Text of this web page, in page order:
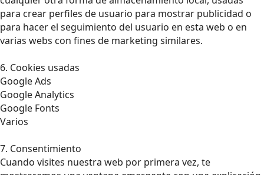
para crear perfiles de usuario para mostrar publicidad o
para hacer el seguimiento del usuario en esta web o en
varias webs con fines de marketing similares.
6. Cookies usadas
Google Ads
Google Analytics
Google Fonts
Varios
7. Consentimiento
Cuando visites nuestra web por primera vez, te